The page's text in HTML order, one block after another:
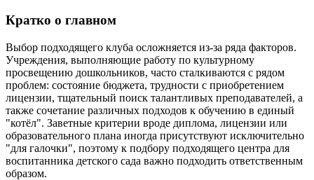
Кратко о главном
Выбор подходящего клуба осложняется из-за ряда факторов.
Учреждения, выполняющие работу по культурному
просвещению дошкольников, часто сталкиваются с рядом
проблем: состояние бюджета, трудности с приобретением
лицензии, тщательный поиск талантливых преподавателей, а
также сочетание различных подходов к обучению в единый
"котёл". Заветные критерии вроде диплома, лицензии или
образовательного плана иногда присутствуют исключительно
"для галочки", поэтому к подбору подходящего центра для
воспитанника детского сада важно подходить ответственным
образом.